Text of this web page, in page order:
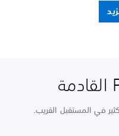
في المستقبل القريب.